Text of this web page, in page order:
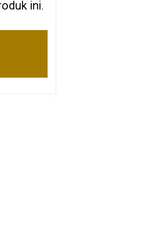
ini.